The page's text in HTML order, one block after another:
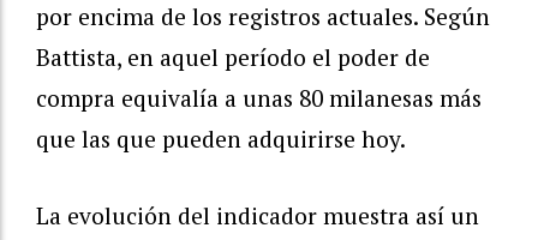
por encima de los registros actuales. Según
Battista, en aquel período el poder de
compra equivalía a unas 80 milanesas más
que las que pueden adquirirse hoy.
La evolución del indicador muestra así un